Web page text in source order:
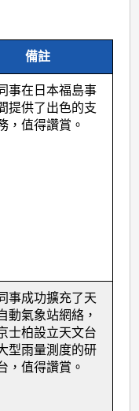
備註
事在日本福島事
提供了出色的支
，值得讚賞。
事成功擴充了天
動氣象站網絡，
士柏設立天文台
型雨量測度的研
，值得讚賞。